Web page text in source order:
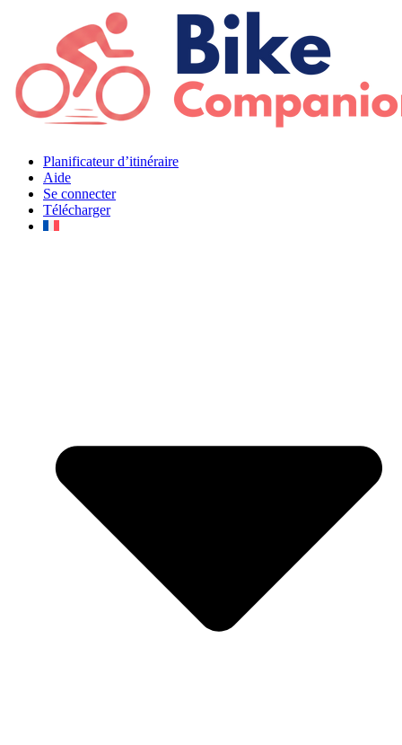
Planificateur d’itinéraire
Aide
Se connecter
Télécharger